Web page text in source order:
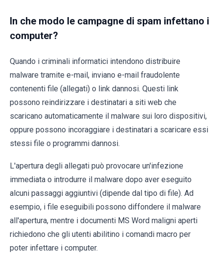
In che modo le campagne di spam infettano i
computer?
Quando i criminali informatici intendono distribuire
malware tramite e-mail, inviano e-mail fraudolente
contenenti file (allegati) o link dannosi. Questi link
possono reindirizzare i destinatari a siti web che
scaricano automaticamente il malware sui loro dispositivi,
oppure possono incoraggiare i destinatari a scaricare essi
stessi file o programmi dannosi.
L'apertura degli allegati può provocare un'infezione
immediata o introdurre il malware dopo aver eseguito
alcuni passaggi aggiuntivi (dipende dal tipo di file). Ad
esempio, i file eseguibili possono diffondere il malware
all'apertura, mentre i documenti MS Word maligni aperti
richiedono che gli utenti abilitino i comandi macro per
poter infettare i computer.